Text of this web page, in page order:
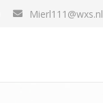
Mierl111@wxs.nl